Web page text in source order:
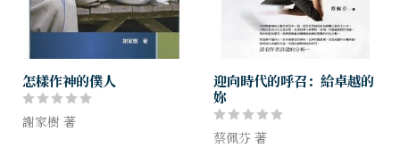
怎樣作神的僕人
謝家樹 著
迎向時代的呼召：給卓越的
妳
蔡佩芬 著